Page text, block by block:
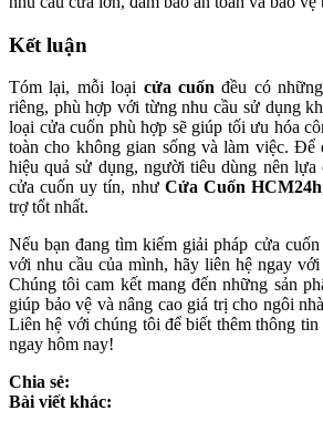
Kết luận
Tóm lại, mỗi loại cửa cuốn đều có
riêng, phù hợp với từng nhu cầu sử dụng
loại cửa cuốn phù hợp sẽ giúp tối ưu hóa
toàn cho không gian sống và làm việc. Để
hiệu quả sử dụng, người tiêu dùng nên lựa
cửa cuốn uy tín, như Cửa Cuốn HCM24h
trợ tốt nhất.
Nếu bạn đang tìm kiếm giải pháp cửa
với nhu cầu của mình, hãy liên hệ ngay với
Chúng tôi cam kết mang đến những sản
giúp bảo vệ và nâng cao giá trị cho ngôi
Liên hệ với chúng tôi để biết thêm thông tin
ngay hôm nay!
Chia sẻ:
Bài viết khác: